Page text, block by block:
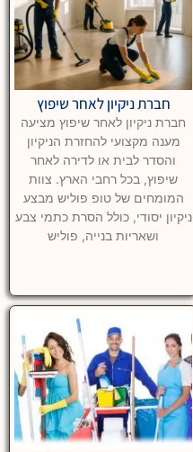
חברת ניקיון לאחר שיפוץ
חברת ניקיון לאחר שיפוץ מציעה
מענה מקצועי להחזרת הניקיון
והסדר לבית או לדירה לאחר
שיפוץ, בכל רחבי הארץ. צוות
המומחים של טופ פוליש מבצע
ניקיון יסודי, כולל הסרת כתמי צבע
ושאריות בנייה, פוליש